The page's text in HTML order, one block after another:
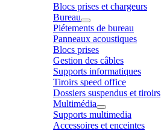
Blocs prises et chargeurs
Bureau
Piétements de bureau
Panneaux acoustiques
Blocs prises
Gestion des câbles
Supports informatiques
Tiroirs speed office
Dossiers suspendus et tiroirs
Multimédia
Supports multimedia
Accessoires et enceintes